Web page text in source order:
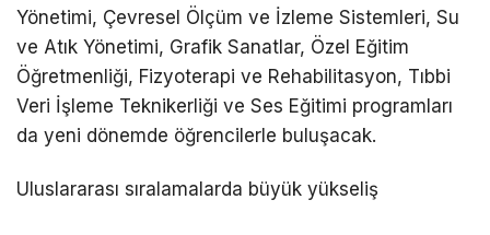
Yönetimi, Çevresel Ölçüm ve İzleme Sistemleri, Su
ve Atık Yönetimi, Grafik Sanatlar, Özel Eğitim
Öğretmenliği, Fizyoterapi ve Rehabilitasyon, Tıbbi
Veri İşleme Teknikerliği ve Ses Eğitimi programları
da yeni dönemde öğrencilerle buluşacak.
Uluslararası sıralamalarda büyük yükseliş